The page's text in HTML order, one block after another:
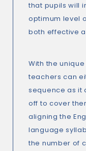
that pupils will
optimum level
both effective
With the
teachers can
sequence as it
off to cover
aligning the
language
the number of